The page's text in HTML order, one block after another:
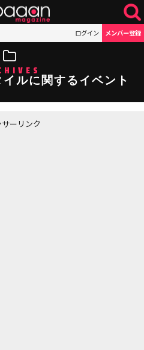
ログイン メンバー登録
ルに関するイベント
ーリンク